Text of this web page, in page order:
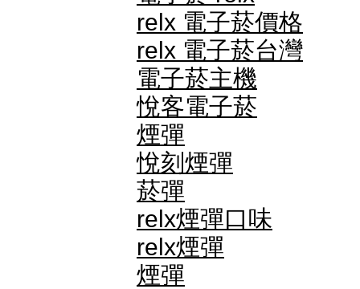
relx 電子菸價格
relx 電子菸台灣
電子菸主機
悅客電子菸
煙彈
悅刻煙彈
菸彈
relx煙彈口味
relx煙彈
煙彈